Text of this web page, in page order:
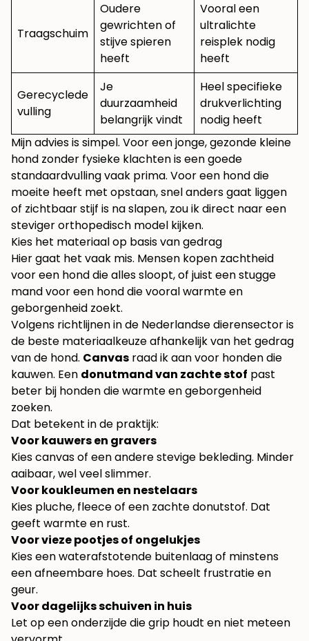
Traagschuim
Oudere
gewrichten of
stijve spieren
heeft
Vooral een
ultralichte
reisplek nodig
heeft
Gerecyclede
vulling
Je
duurzaamheid
belangrijk vindt
Heel specifieke
drukverlichting
nodig heeft
Mijn advies is simpel. Voor een jonge, gezonde kleine
hond zonder fysieke klachten is een goede
standaardvulling vaak prima. Voor een hond die
moeite heeft met opstaan, snel anders gaat liggen
of zichtbaar stijf is na slapen, zou ik direct naar een
steviger orthopedisch model kijken.
Kies het materiaal op basis van gedrag
Hier gaat het vaak mis. Mensen kopen zachtheid
voor een hond die alles sloopt, of juist een stugge
mand voor een hond die vooral warmte en
geborgenheid zoekt.
Volgens richtlijnen in de Nederlandse dierensector is
de beste materiaalkeuze afhankelijk van het gedrag
van de hond. Canvas raad ik aan voor honden die
kauwen. Een donutmand van zachte stof past
beter bij honden die warmte en geborgenheid
zoeken.
Dat betekent in de praktijk:
Voor kauwers en gravers
Kies canvas of een andere stevige bekleding. Minder
aaibaar, wel veel slimmer.
Voor koukleumen en nestelaars
Kies pluche, fleece of een zachte donutstof. Dat
geeft warmte en rust.
Voor vieze pootjes of ongelukjes
Kies een waterafstotende buitenlaag of minstens
een afneembare hoes. Dat scheelt frustratie en
geur.
Voor dagelijks schuiven in huis
Let op een onderzijde die grip houdt en niet meteen